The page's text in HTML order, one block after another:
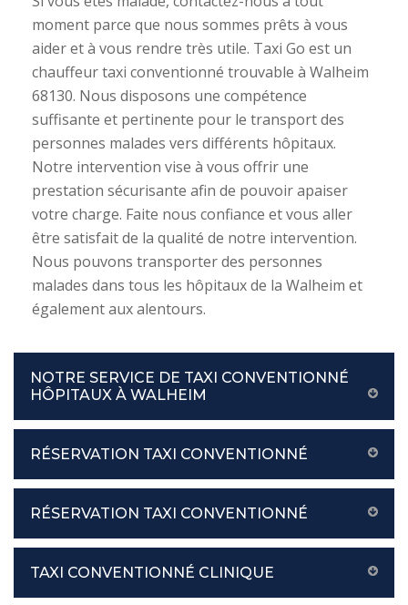
moment parce que nous sommes prêts à vous
aider et à vous rendre très utile. Taxi Go est un
chauffeur taxi conventionné trouvable à Walheim
68130. Nous disposons une compétence
suffisante et pertinente pour le transport des
personnes malades vers différents hôpitaux.
Notre intervention vise à vous offrir une
prestation sécurisante afin de pouvoir apaiser
votre charge. Faite nous confiance et vous aller
être satisfait de la qualité de notre intervention.
Nous pouvons transporter des personnes
malades dans tous les hôpitaux de la Walheim et
également aux alentours.
NOTRE SERVICE DE TAXI CONVENTIONNÉ
HÔPITAUX À WALHEIM
RÉSERVATION TAXI CONVENTIONNÉ
RÉSERVATION TAXI CONVENTIONNÉ
TAXI CONVENTIONNÉ CLINIQUE